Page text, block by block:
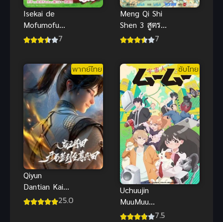
Isekai de
Mofumofu
(2024) เกิด
ยอดทำให้สัตว์
รัก
7
Meng Qi Shi
Shen 3 สูตร
รักซินเดอเรล
7
พากย์ไทย
Qiyun
Dantian Kaiju
Qiandao
25.0
ซับไทย
Uchuujin
MuuMuu
เหมียวต่างดาว
7.5